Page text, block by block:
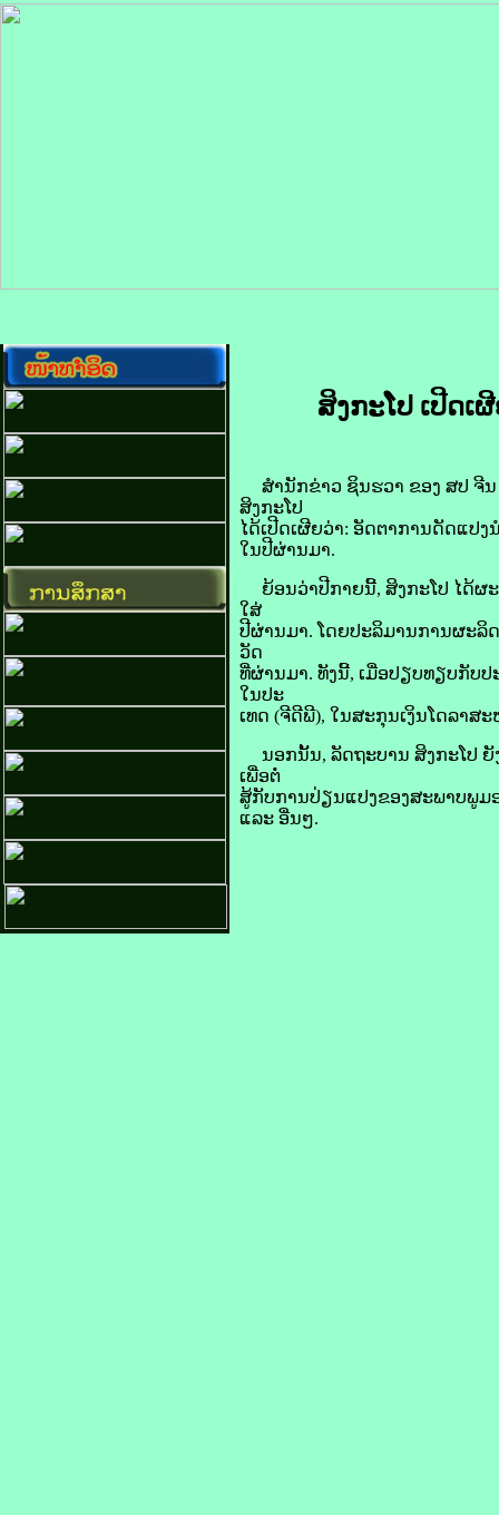
ສິງກະໂປ ເປີດ
ສຳນັກ​ຂ່າວ ຊິນ​ຮວາ ຂອງ ​ສປ ຈີນ
ສິງກະໂປ
ໄດ້​ເປີດເຜີຍ​ວ່າ: ອັດຕາ​ການ​ດັດແປງ​
ໃນ​ປີຜ່ານມາ.
ຍ້ອນ​ວ່າ​ປີ​ກາຍ​ນີ້, ສິງກະໂປ ໄດ້​ຜະ
ໃສ່​
ປີຜ່ານມາ. ໂດຍ​ປະລິມານ​ການ​ຜະລິ
ວັດ​
ທີ່​ຜ່ານ​ມາ. ທັງ​ນີ້, ເມື່ອ​ປຽບທຽບ​ກັບ​
ໃນ​ປະ
ເທດ (ຈີ​ດີ​ພີ), ໃນ​ສະກຸນ​ເງິນ​ໂດ​ລາ​ສະ
ນອກ​ນັ້ນ, ລັດຖະບານ ສິງກະໂປ ຍັ
ເພື່ອ​ຕໍ່
ສູ້​ກັບ​ການ​ປ່ຽນແປງ​ຂອງ​ສະພາບ​ພູມ​
ແລະ ອື່ນໆ.